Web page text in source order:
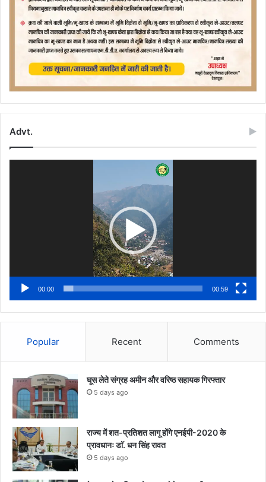
Advt.
00:00 00:59
Popular Recent Comments
घूस लेते संग्रह अमीन और वरिष्ठ सहायक गिरफ्तार
5 days ago
राज्य में शत-प्रतिशत लागू होंगे एनईपी-2020 के
प्रावधानः डाॅ. धन सिंह रावत
5 days ago